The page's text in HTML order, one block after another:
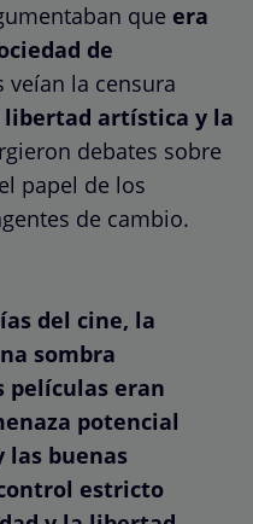
que era
de
veían la censura
artística y la
debates sobre
papel de los
de cambio.
del cine, la
sombra
películas eran
potencial
las buenas
estricto